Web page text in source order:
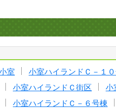
室 小室ハイランドＣ－１
小室ハイランドＣ街区
小
小室ハイランドＣ－６号棟